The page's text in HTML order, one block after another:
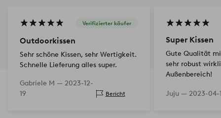
Verifizierter käufer
Outdoorkissen
Sehr schöne Kissen, sehr Wertigkeit.
Schnelle Lieferung alles super.
Gabriele M — 2023-12-
19
Bericht
Super Kissen
Gute Qualität
sehr robust wirklich gut für den
Außenbereich!
Juju — 2023-04-